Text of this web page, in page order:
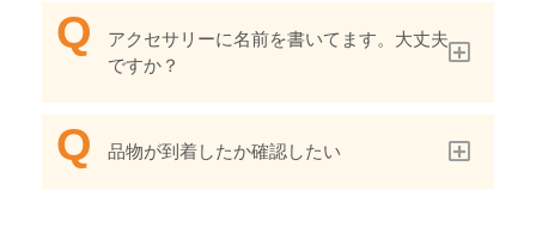
アクセサリーに名前を書いてます。大丈夫
ですか？
品物が到着したか確認したい